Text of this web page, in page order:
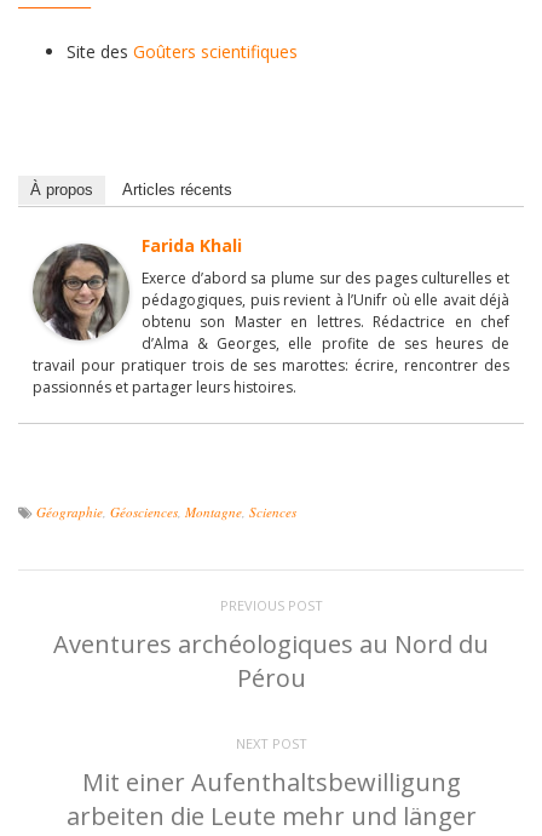
Site des Goûters scientifiques
À propos Articles récents
Farida Khali
Exerce d’abord sa plume sur des pages culturelles et
pédagogiques, puis revient à l’Unifr où elle avait déjà
obtenu son Master en lettres. Rédactrice en chef
d’Alma & Georges, elle profite de ses heures de
travail pour pratiquer trois de ses marottes: écrire, rencontrer des
passionnés et partager leurs histoires.
Géographie Géosciences Montagne Sciences
PREVIOUS POST
Aventures archéologiques au Nord du
Pérou
NEXT POST
Mit einer Aufenthaltsbewilligung
arbeiten die Leute mehr und länger